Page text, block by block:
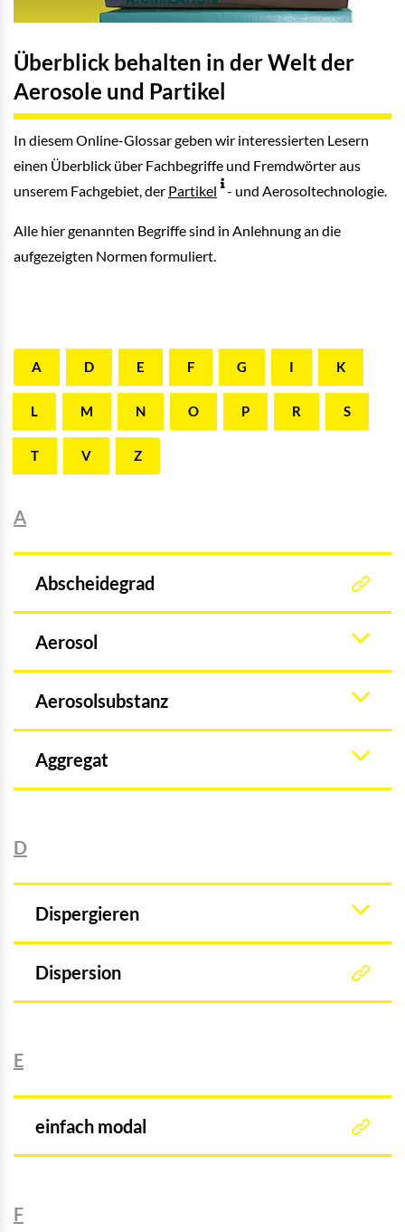
Überblick behalten in der Welt der
Aerosole und Partikel
In diesem Online-Glossar geben wir interessierten Lesern
einen Überblick über Fachbegriffe und Fremdwörter aus
unserem Fachgebiet, der Partikel - und Aerosoltechnologie.
Alle hier genannten Begriffe sind in Anlehnung an die
aufgezeigten Normen formuliert.
A D E F G I K
L M N O P R S
T V Z
A
Abscheidegrad
Aerosol
Aerosolsubstanz
Aggregat
D
Dispergieren
Dispersion
E
einfach modal
F